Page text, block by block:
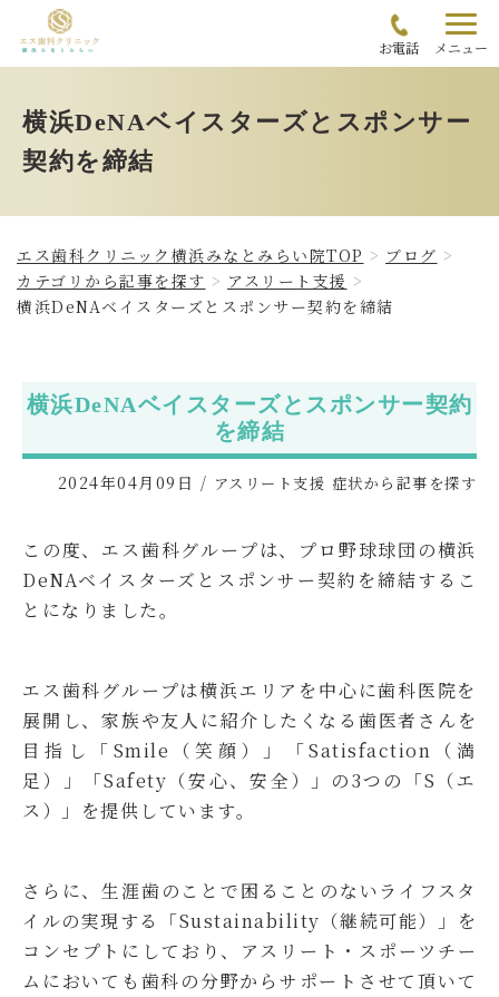
お電話 メニュー
横浜DeNAベイスターズとスポンサー
契約を締結
エス歯科クリニック横浜みなとみらい院TOP
ブログ
カテゴリから記事を探す
アスリート支援
横浜DeNAベイスターズとスポンサー契約を締結
横浜DeNAベイスターズとスポンサー契約
を締結
2024年04月09日 / アスリート支援 症状から記事を探す
この度、エス歯科グループは、プロ野球球団の横浜
DeNAベイスターズとスポンサー契約を締結するこ
とになりました。
エス歯科グループは横浜エリアを中心に歯科医院を
展開し、家族や友人に紹介したくなる歯医者さんを
目指し「Smile（笑顔）」「Satisfaction（満
足）」「Safety（安心、安全）」の3つの「S（エ
ス）」を提供しています。
さらに、生涯歯のことで困ることのないライフスタ
イルの実現する「Sustainability（継続可能）」を
コンセプトにしており、アスリート・スポーツチー
ムにおいても歯科の分野からサポートさせて頂いて